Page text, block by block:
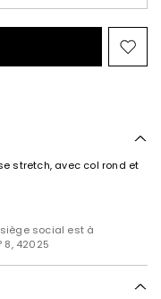
stretch, avec col rond et
siège social est à
8, 42025